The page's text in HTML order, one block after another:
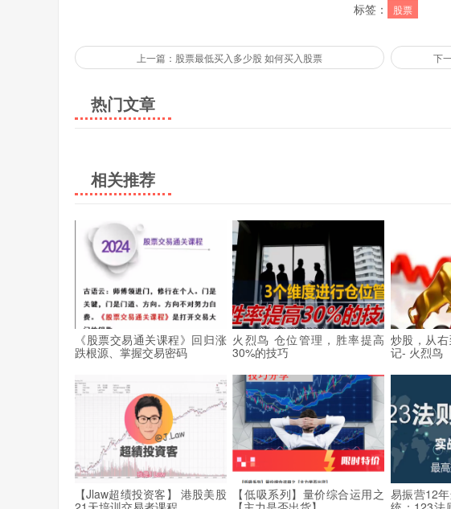
标签： 股票
上一篇：股票最低买入多少股 如何买入股票 下
热门文章
相关推荐
《股票交易通关课程》回归涨
跌根源、掌握交易密码
火烈鸟 仓位管理，胜率提高
30%的技巧
炒股，从
记- 火烈鸟
【Jlaw超绩投资客】 港股美股
【低吸系列】量价综合运用之 易振营12